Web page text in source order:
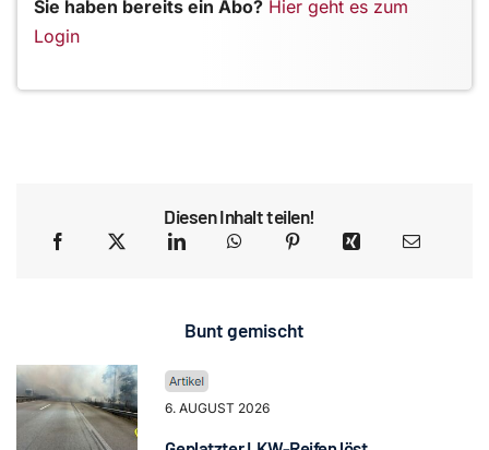
Sie haben bereits ein Abo? Hier geht es zum
Login
Diesen Inhalt teilen!
Bunt gemischt
6. AUGUST 2026